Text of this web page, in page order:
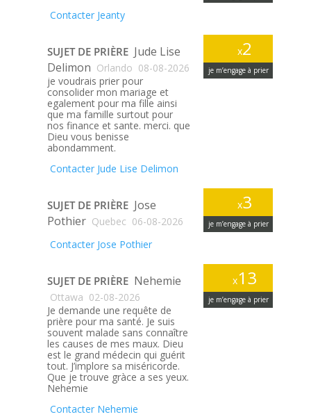
Contacter Jeanty
x2
je m’engage à prier
SUJET DE PRIÈRE Jude Lise
Delimon Orlando 08-08-2026
je voudrais prier pour
consolider mon mariage et
egalement pour ma fille ainsi
que ma famille surtout pour
nos finance et sante. merci. que
Dieu vous benisse
abondamment.
Contacter Jude Lise Delimon
x3
je m’engage à prier
SUJET DE PRIÈRE Jose
Pothier Quebec 06-08-2026
Contacter Jose Pothier
x13
je m’engage à prier
SUJET DE PRIÈRE Nehemie
Ottawa 02-08-2026
Je demande une requête de
prière pour ma santé. Je suis
souvent malade sans connaître
les causes de mes maux. Dieu
est le grand médecin qui guérit
tout. J’implore sa miséricorde.
Que je trouve gràce a ses yeux.
Nehemie
Contacter Nehemie